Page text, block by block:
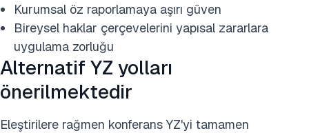
Kurumsal öz raporlamaya aşırı güven
Bireysel haklar çerçevelerini yapısal zararlara
uygulama zorluğu
Alternatif YZ yolları
önerilmektedir
Eleştirilere rağmen konferans YZ'yi tamamen